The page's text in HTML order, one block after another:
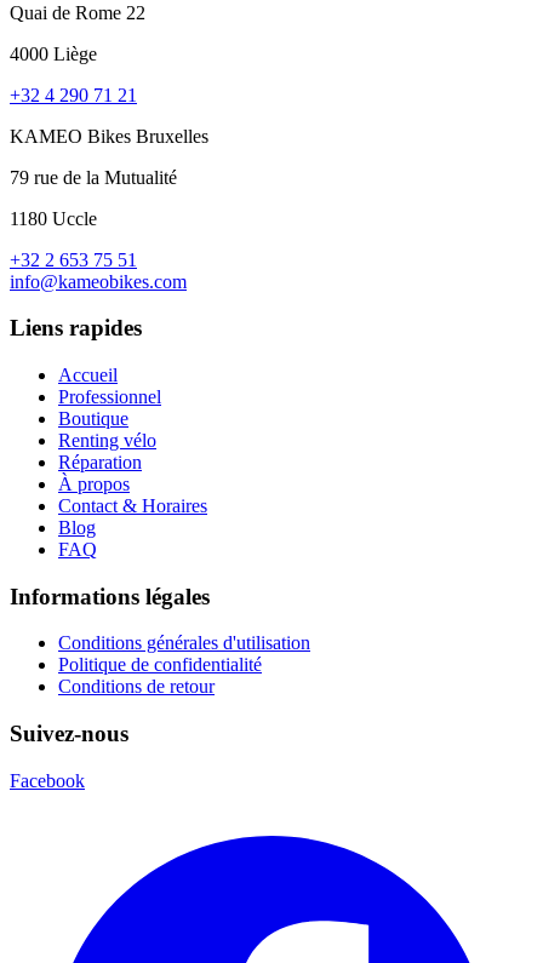
Quai de Rome 22
4000 Liège
+32 4 290 71 21
KAMEO Bikes Bruxelles
79 rue de la Mutualité
1180 Uccle
+32 2 653 75 51
info@kameobikes.com
Liens rapides
Accueil
Professionnel
Boutique
Renting vélo
Réparation
À propos
Contact & Horaires
Blog
FAQ
Informations légales
Conditions générales d'utilisation
Politique de confidentialité
Conditions de retour
Suivez-nous
Facebook